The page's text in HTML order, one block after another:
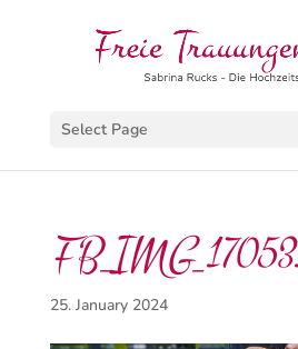
Select Page
25. January 2024